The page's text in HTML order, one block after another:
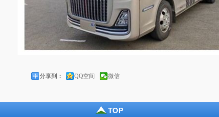
分享到： QQ空间 微信
TOP